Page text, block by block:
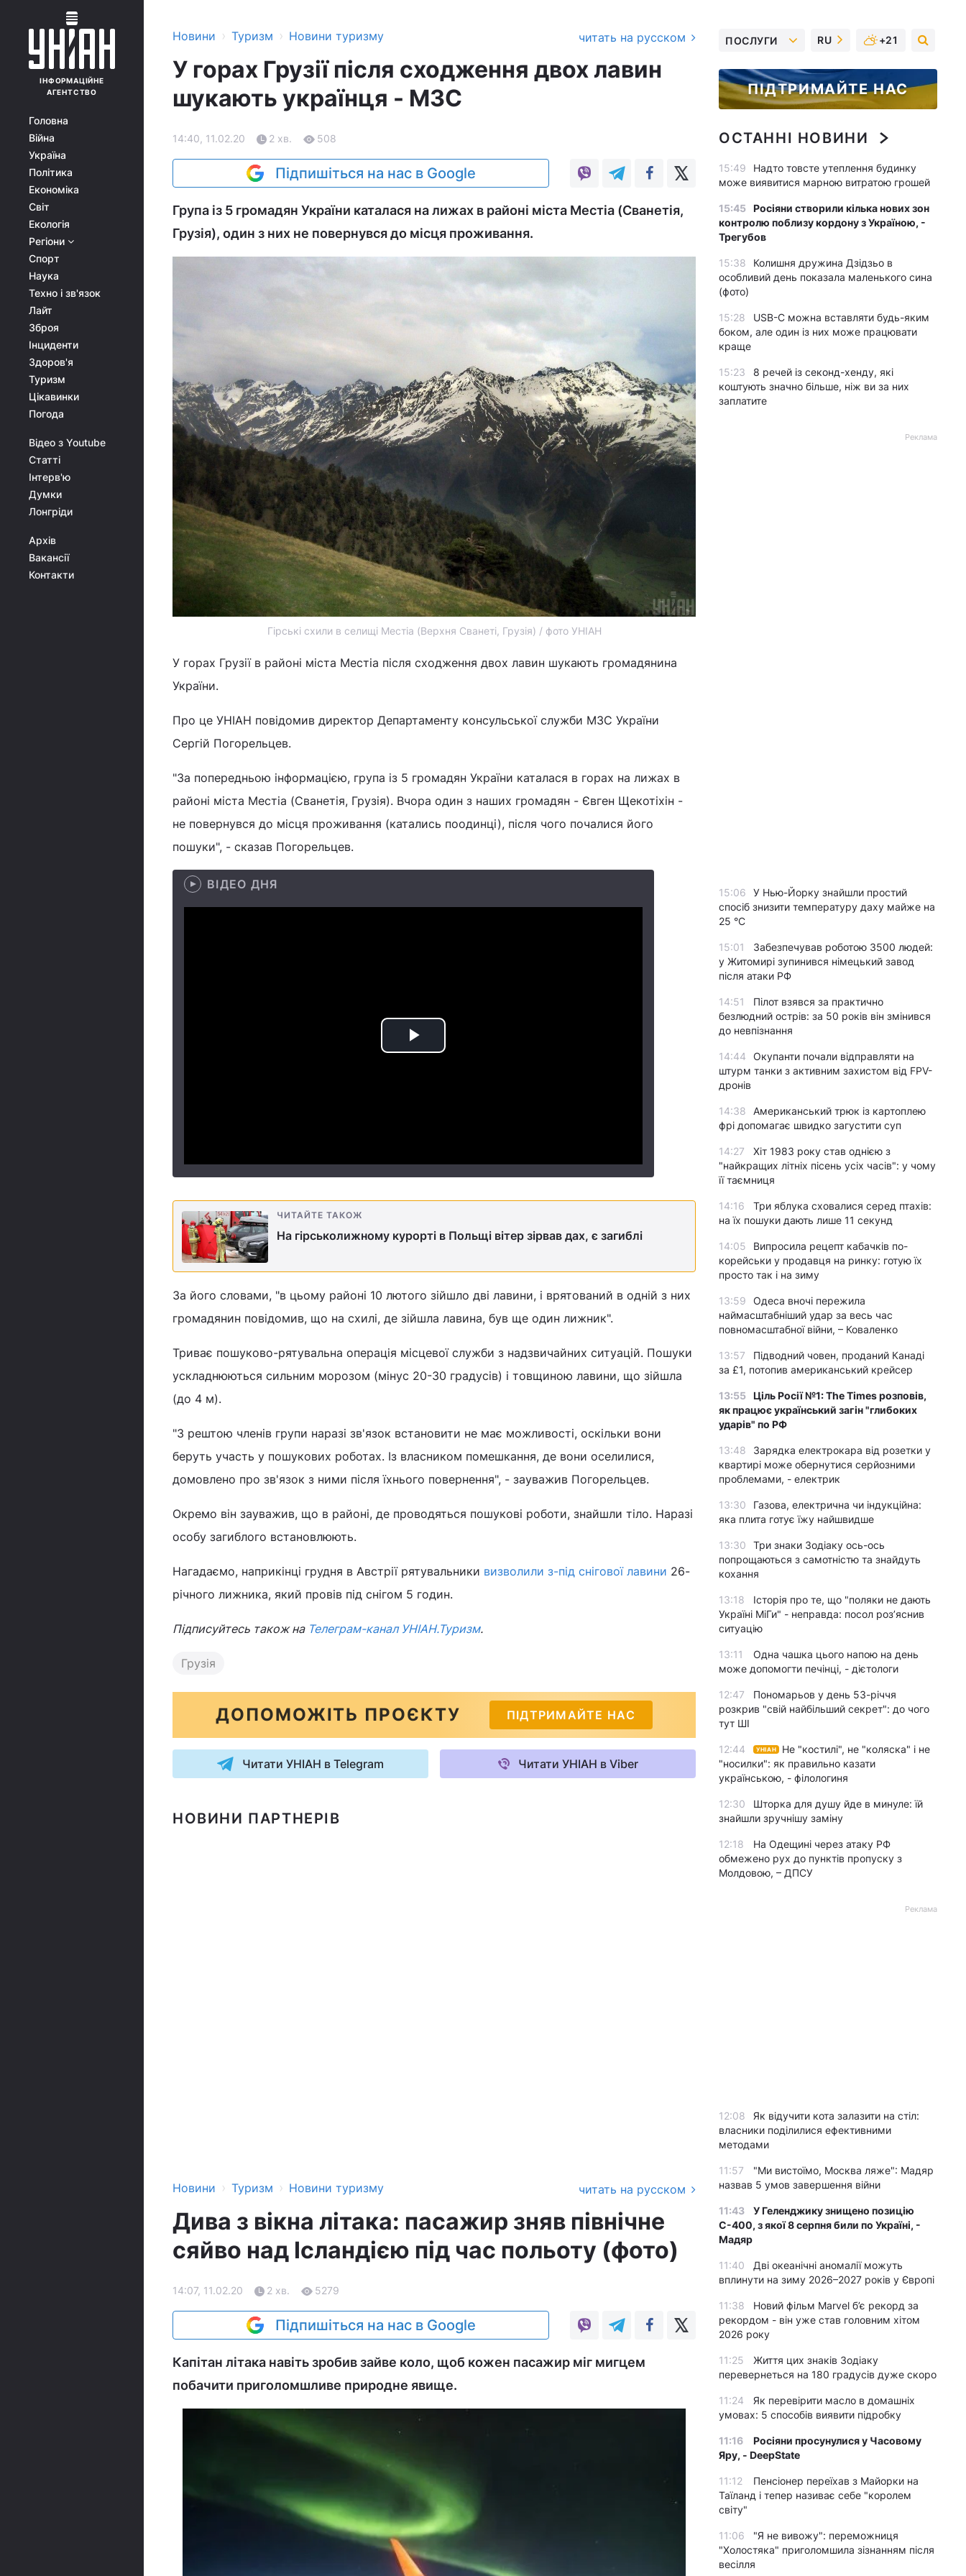
ІНФОРМАЦІЙНЕ
АГЕНТСТВО
Головна
Війна
Україна
Політика
Економіка
Світ
Екологія
Регіони
Спорт
Наука
Техно і зв'язок
Лайт
Зброя
Інциденти
Здоров'я
Туризм
Цікавинки
Погода
Відео з Youtube
Статті
Інтерв'ю
Думки
Лонгріди
Архів
Вакансії
Контакти
Новини › Туризм › Новини туризму читать на русском
У горах Грузії після сходження двох лавин
шукають українця - МЗС
14:40, 11.02.20 2 хв. 508
Підпишіться на нас в Google
Група із 5 громадян України каталася на лижах в районі міста Местіа (Сванетія,
Грузія), один з них не повернувся до місця проживання.
Гірські схили в селищі Местіа (Верхня Сванеті, Грузія) / фото УНІАН
У горах Грузії в районі міста Местіа після сходження двох лавин шукають громадянина
України.
Про це УНІАН повідомив директор Департаменту консульської служби МЗС України
Сергій Погорельцев.
"За попередньою інформацією, група із 5 громадян України каталася в горах на лижах в
районі міста Местіа (Сванетія, Грузія). Вчора один з наших громадян - Євген Щекотіхін -
не повернувся до місця проживання (катались поодинці), після чого почалися його
пошуки", - сказав Погорельцев.
ВІДЕО ДНЯ
Play
ЧИТАЙТЕ ТАКОЖ
На гірськолижному курорті в Польщі вітер зірвав дах, є загиблі
За його словами, "в цьому районі 10 лютого зійшло дві лавини, і врятований в одній з них
громадянин повідомив, що на схилі, де зійшла лавина, був ще один лижник".
Триває пошуково-рятувальна операція місцевої служби з надзвичайних ситуацій. Пошуки
ускладнюються сильним морозом (мінус 20-30 градусів) і товщиною лавини, що зійшла
(до 4 м).
"З рештою членів групи наразі зв'язок встановити не має можливості, оскільки вони
беруть участь у пошукових роботах. Із власником помешкання, де вони оселилися,
домовлено про зв'язок з ними після їхнього повернення", - зауважив Погорельцев.
Окремо він зауважив, що в районі, де проводяться пошукові роботи, знайшли тіло. Наразі
особу загиблого встановлюють.
Нагадаємо, наприкінці грудня в Австрії рятувальники визволили з-під снігової лавини 26-
річного лижника, який провів під снігом 5 годин.
Підписуйтесь також на Телеграм-канал УНІАН.Туризм.
Грузія
ДОПОМОЖІТЬ ПРОЄКТУ ПІДТРИМАЙТЕ НАС
Читати УНІАН в Telegram Читати УНІАН в Viber
НОВИНИ ПАРТНЕРІВ
Новини › Туризм › Новини туризму читать на русском
Дива з вікна літака: пасажир зняв північне
сяйво над Ісландією під час польоту (фото)
14:07, 11.02.20 2 хв. 5279
Підпишіться на нас в Google
Капітан літака навіть зробив зайве коло, щоб кожен пасажир міг мигцем
побачити приголомшливе природне явище.
ПОСЛУГИ RU +21
ПІДТРИМАЙТЕ НАС
ОСТАННІ НОВИНИ
15:49
Надто товсте утеплення будинку
може виявитися марною витратою грошей
15:45 Росіяни створили кілька нових зон
контролю поблизу кордону з Україною, -
Трегубов
15:38
Колишня дружина Дзідзьо в
особливий день показала маленького сина
(фото)
15:28
USB-C можна вставляти будь-яким
боком, але один із них може працювати
краще
15:23
8 речей із секонд-хенду, які
коштують значно більше, ніж ви за них
заплатите
Реклама
15:06
У Нью-Йорку знайшли простий
спосіб знизити температуру даху майже на
25 °C
15:01
Забезпечував роботою 3500 людей:
у Житомирі зупинився німецький завод
після атаки РФ
14:51
Пілот взявся за практично
безлюдний острів: за 50 років він змінився
до невпізнання
14:44
Окупанти почали відправляти на
штурм танки з активним захистом від FPV-
дронів
14:38
Американський трюк із картоплею
фрі допомагає швидко загустити суп
14:27
Хіт 1983 року став однією з
"найкращих літніх пісень усіх часів": у чому
її таємниця
14:16
Три яблука сховалися серед птахів:
на їх пошуки дають лише 11 секунд
14:05
Випросила рецепт кабачків по-
корейськи у продавця на ринку: готую їх
просто так і на зиму
13:59
Одеса вночі пережила
наймасштабніший удар за весь час
повномасштабної війни, – Коваленко
13:57
Підводний човен, проданий Канаді
за £1, потопив американський крейсер
13:55 Ціль Росії №1: The Times розповів,
як працює український загін "глибоких
ударів" по РФ
13:48
Зарядка електрокара від розетки у
квартирі може обернутися серйозними
проблемами, - електрик
13:30
Газова, електрична чи індукційна:
яка плита готує їжу найшвидше
13:30
Три знаки Зодіаку ось-ось
попрощаються з самотністю та знайдуть
кохання
13:18
Історія про те, що "поляки не дають
Україні МіГи" - неправда: посол роз’яснив
ситуацію
13:11
Одна чашка цього напою на день
може допомогти печінці, - дієтологи
12:47
Пономарьов у день 53-річчя
розкрив "свій найбільший секрет": до чого
тут ШІ
12:44 УНІАН
Не "костилі", не "коляска" і не
"носилки": як правильно казати
українською, - філологиня
12:30
Шторка для душу йде в минуле: їй
знайшли зручнішу заміну
12:18
На Одещині через атаку РФ
обмежено рух до пунктів пропуску з
Молдовою, – ДПСУ
Реклама
12:08
Як відучити кота залазити на стіл:
власники поділилися ефективними
методами
11:57
"Ми вистоїмо, Москва ляже": Мадяр
назвав 5 умов завершення війни
11:43
У Геленджику знищено позицію
С-400, з якої 8 серпня били по Україні, -
Мадяр
11:40
Дві океанічні аномалії можуть
вплинути на зиму 2026–2027 років у Європі
11:38
Новий фільм Marvel б’є рекорд за
рекордом - він уже став головним хітом
2026 року
11:25
Життя цих знаків Зодіаку
перевернеться на 180 градусів дуже скоро
11:24
Як перевірити масло в домашніх
умовах: 5 способів виявити підробку
11:16
Росіяни просунулися у Часовому
Яру, - DeepState
11:12
Пенсіонер переїхав з Майорки на
Таїланд і тепер називає себе "королем
світу"
11:06
"Я не вивожу": переможниця
"Холостяка" приголомшила зізнанням після
весілля